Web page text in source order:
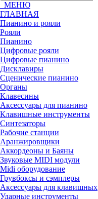
МЕНЮ
ГЛАВНАЯ
Пианино и рояли
Рояли
Пианино
Цифровые рояли
Цифровые пианино
Дисклавиры
Сценические пианино
Органы
Клавесины
Аксессуары для пианино
Клавишные инструменты
Синтезаторы
Рабочие станции
Аранжировщики
Аккордеоны и Баяны
Звуковые MIDI модули
Midi оборудование
Грувбоксы и сэмплеры
Аксессуары для клавишных
Ударные инструменты